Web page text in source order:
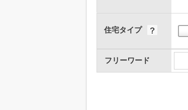
住宅タイプ
フリーワード